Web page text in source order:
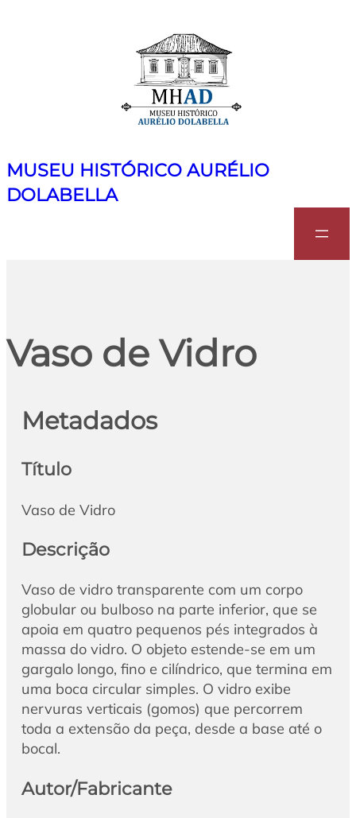
MUSEU HISTÓRICO AURÉLIO
DOLABELLA
Vaso de Vidro
Metadados
Título
Vaso de Vidro
Descrição
Vaso de vidro transparente com um corpo
globular ou bulboso na parte inferior, que se
apoia em quatro pequenos pés integrados à
massa do vidro. O objeto estende-se em um
gargalo longo, fino e cilíndrico, que termina em
uma boca circular simples. O vidro exibe
nervuras verticais (gomos) que percorrem
toda a extensão da peça, desde a base até o
bocal.
Autor/Fabricante